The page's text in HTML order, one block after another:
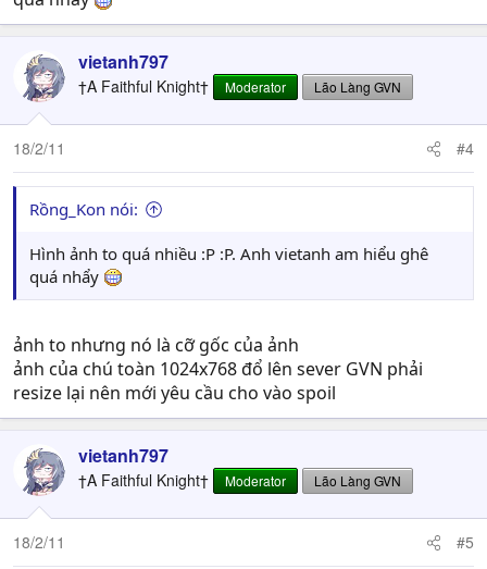
vietanh797
†A Faithful Knight† Moderator Lão Làng GVN
18/2/11 #4
Rồng_Kon nói:
Hình ảnh to quá nhiều :P :P. Anh vietanh am hiểu ghê
quá nhẩy
ảnh to nhưng nó là cỡ gốc của ảnh
ảnh của chú toàn 1024x768 đổ lên sever GVN phải
resize lại nên mới yêu cầu cho vào spoil
vietanh797
†A Faithful Knight† Moderator Lão Làng GVN
18/2/11 #5